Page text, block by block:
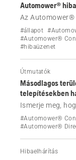
Automower®
Az Automower®
(Emelve vagy
jelenít meg?
indítsa újra a
#állapot
#Automower®
#hibaüzenet
Útmutatók
Másodlagos
telepítésekben
Ismerje meg,
területet, amely
technológiával
#Automower®
#Automower®
Hibaelhárítás